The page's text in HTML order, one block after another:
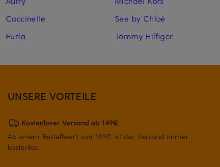
Coccinelle
Furla
See by Chloé
Tommy Hilfiger
UNSERE VORTEILE
Kostenloser Versand ab 149€
Ab einem Bestellwert von 149€ ist der Versand immer
kostenlos.